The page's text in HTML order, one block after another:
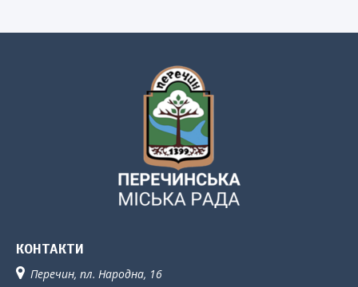
КОНТАКТИ
Перечин, пл. Народна, 16